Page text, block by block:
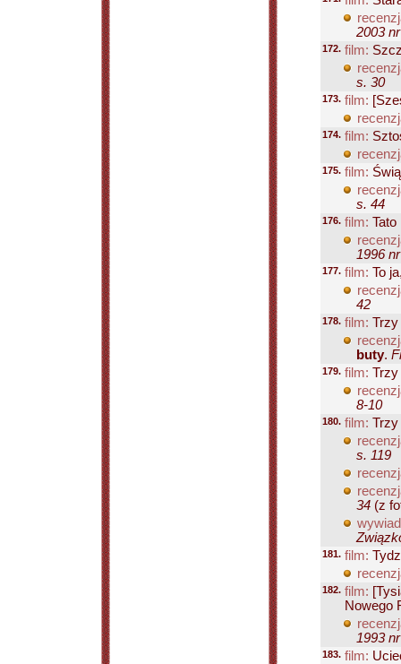
2003
172. film:
s. 30
173. film:
174. film:
175. film:
s. 44
176. film: Tato
1996
177. film: To
42
178. film: Trzy
buty.
179. film: Trzy
8-10
180. film: Trzy
s. 119
34 (z
181. film:
182. film:
Nowego
1993
183. film: